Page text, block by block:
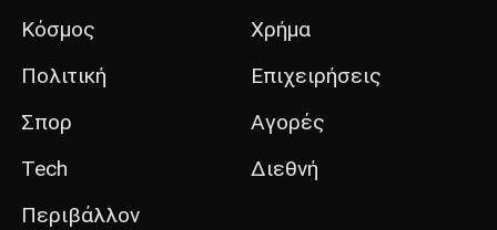
Κόσμος
Πολιτική
Σπορ
Tech
Περιβάλλον
Χρήμα
Επιχειρήσεις
Αγορές
Διεθνή